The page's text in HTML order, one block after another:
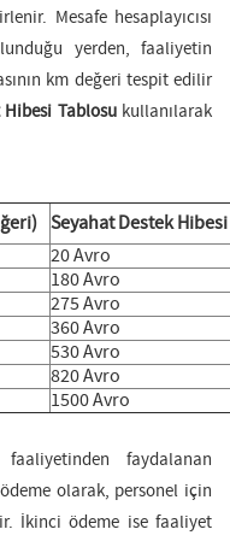
Mesafe hesaplayıcısı
yerden, faaliyetin
km değeri tespit edilir
Hibesi Tablosu kullanılarak
Seyahat Destek
20 Avro
180 Avro
275 Avro
360 Avro
530 Avro
820 Avro
1500 Avro
faydalanan
olarak, personel için
İkinci ödeme ise faaliyet